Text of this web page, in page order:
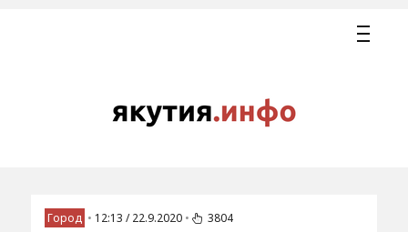
Город • 12:13 / 22.9.2020 • 3804